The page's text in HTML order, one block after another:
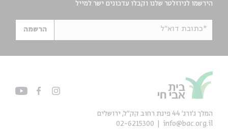
הירשמו לניוזלטר שלנו וקבלו עדכונים ישר למייל
*כתובת דוא"ל הרשמה
המלך ג'ורג' 44 פינת רחוב קק״ל, ירושלים
info@bac.org.il
02-6215300